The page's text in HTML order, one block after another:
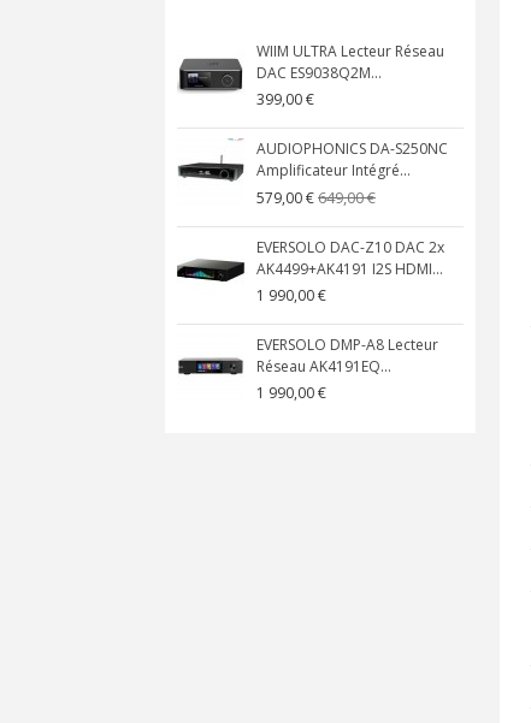
WIIM ULTRA Lecteur Réseau
DAC ES9038Q2M...
399,00 €
AUDIOPHONICS DA-S250NC
Amplificateur Intégré...
579,00 €649,00 €
EVERSOLO DAC-Z10 DAC 2x
AK4499+AK4191 I2S HDMI...
1 990,00 €
EVERSOLO DMP-A8 Lecteur
Réseau AK4191EQ...
1 990,00 €